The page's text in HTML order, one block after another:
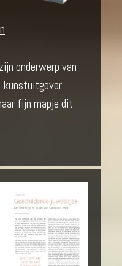
onderwerp van
kunstuitgever
fijn mapje dit